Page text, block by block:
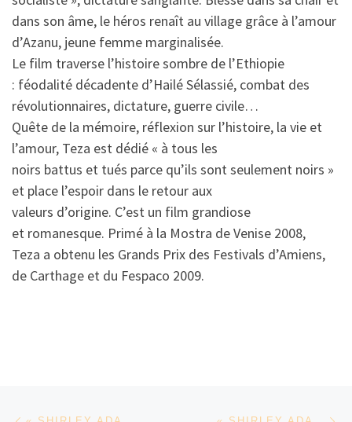
dans son âme, le héros renaît au village grâce à l’amour
d’Azanu, jeune femme marginalisée.
Le film traverse l’histoire sombre de l’Ethiopie
: féodalité décadente d’Hailé Sélassié, combat des
révolutionnaires, dictature, guerre civile…
Quête de la mémoire, réflexion sur l’histoire, la vie et
l’amour, Teza est dédié « à tous les
noirs battus et tués parce qu’ils sont seulement noirs »
et place l’espoir dans le retour aux
valeurs d’origine. C’est un film grandiose
et romanesque. Primé à la Mostra de Venise 2008,
Teza a obtenu les Grands Prix des Festivals d’Amiens,
de Carthage et du Fespaco 2009.
Parcourir les articles